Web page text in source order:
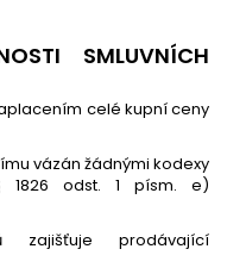
SMLUVNÍCH
celé kupní ceny
vázán žádnými kodexy
1826 odst. 1 písm. e)
zajišťuje prodávající